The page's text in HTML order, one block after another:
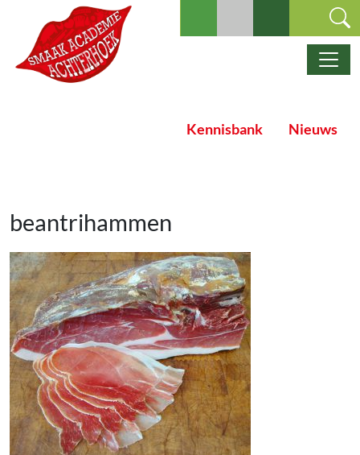
Ga naar de inhoud
Hoofdnavigatie
Kennisbank Nieuws
beantrihammen